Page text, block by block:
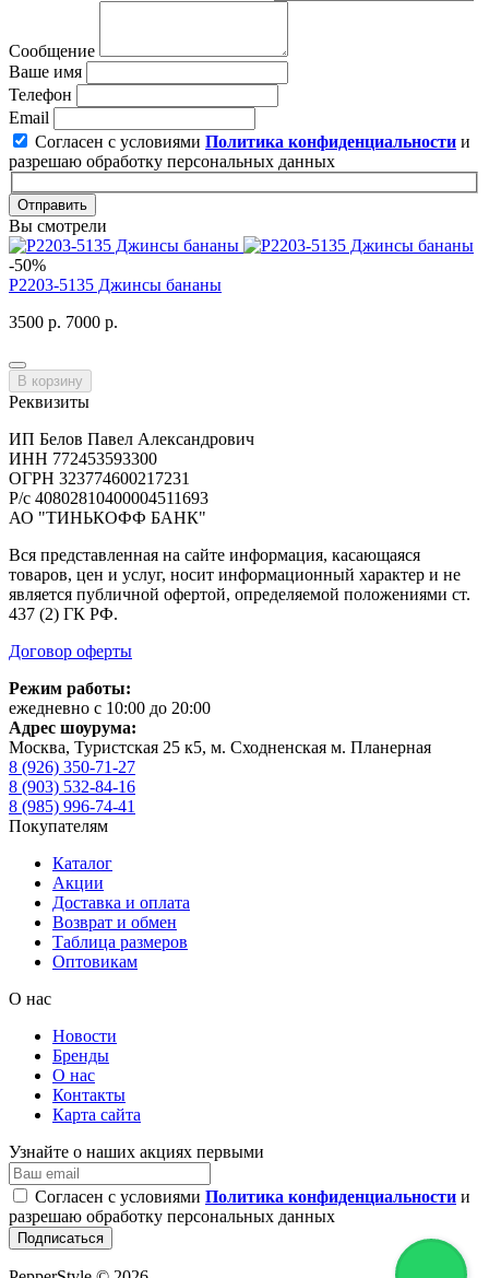
Сообщение
Ваше имя
Телефон
Email
Согласен с условиями Политика конфиденциальности и
разрешаю обработку персональных данных
Отправить
Вы смотрели
-50%
Р2203-5135 Джинсы бананы
3500 р. 7000 р.
В корзину
Реквизиты
ИП Белов Павел Александрович
ИНН 772453593300
ОГРН 323774600217231
Р/с 40802810400004511693
АО "ТИНЬКОФФ БАНК"
Вся представленная на сайте информация, касающаяся
товаров, цен и услуг, носит информационный характер и не
является публичной офертой, определяемой положениями ст.
437 (2) ГК РФ.
Договор оферты
Режим работы:
ежедневно с 10:00 до 20:00
Адрес шоурума:
Москва, Туристская 25 к5, м. Сходненская м. Планерная
8 (926) 350-71-27
8 (903) 532-84-16
8 (985) 996-74-41
Покупателям
Каталог
Акции
Доставка и оплата
Возврат и обмен
Таблица размеров
Оптовикам
О нас
Новости
Бренды
О нас
Контакты
Карта сайта
Узнайте о наших акциях первыми
Согласен с условиями Политика конфиденциальности и
разрешаю обработку персональных данных
Подписаться